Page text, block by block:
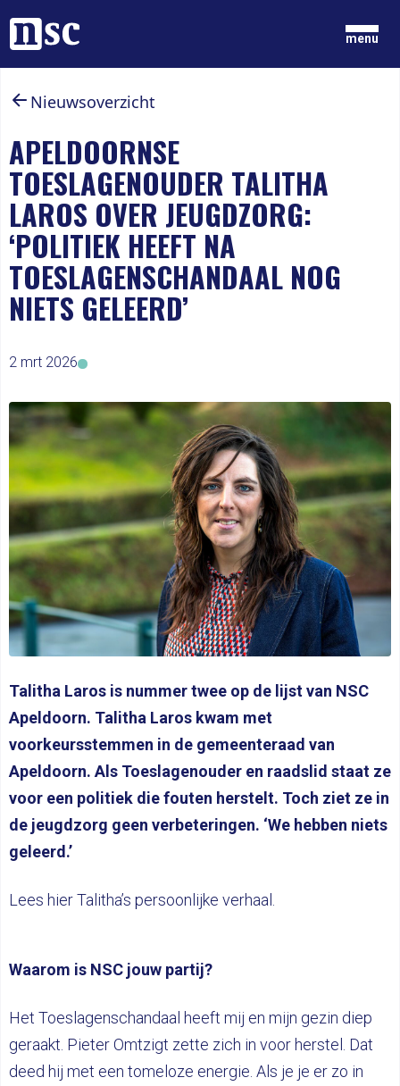
Home
menu
GRONDGEDACHTEN
ONZE MENSEN
DOCUMENTEN
PARTIJ
DOE MEE
LID WORDEN
Nieuwsoverzicht
APELDOORNSE
TOESLAGENOUDER TALITHA
LAROS OVER JEUGDZORG:
‘POLITIEK HEEFT NA
TOESLAGENSCHANDAAL NOG
NIETS GELEERD’
2 mrt 2026
Talitha Laros is nummer twee op de lijst van NSC
Apeldoorn. Talitha Laros kwam met
voorkeursstemmen in de gemeenteraad van
Apeldoorn. Als Toeslagenouder en raadslid staat ze
voor een politiek die fouten herstelt. Toch ziet ze in
de jeugdzorg geen verbeteringen. ‘We hebben niets
geleerd.’
Lees hier Talitha’s persoonlijke verhaal.
Waarom is NSC jouw partij?
Het Toeslagenschandaal heeft mij en mijn gezin diep
geraakt. Pieter Omtzigt zette zich in voor herstel. Dat
deed hij met een tomeloze energie. Als je je er zo in